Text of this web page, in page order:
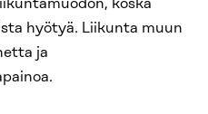
koska
hyötyä. Liikunta muun
ja